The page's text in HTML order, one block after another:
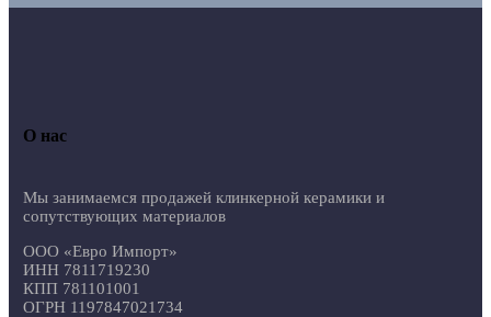
О нас
Мы занимаемся продажей клинкерной керамики и
сопутствующих материалов
ООО «Евро Импорт»
ИНН 7811719230
КПП 781101001
ОГРН 1197847021734